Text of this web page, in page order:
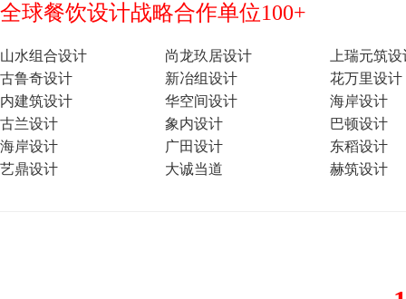
全球餐饮设计战略合作单位100+
山水组合设计 尚龙玖居设计
上瑞元筑
古鲁奇设计
新冶组设计
花万里设计
内建筑设计
华空间设计
海岸设计
古兰设计
象内设计
巴顿设计
海岸设计
广田设计
东稻设计
艺鼎设计
大诚当道 赫筑设计